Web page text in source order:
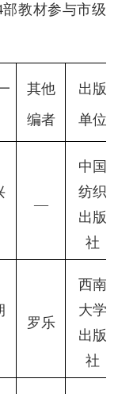
部教材参与市级
其他
编者
出版
单位
—
中国
纺织
出版
社
罗乐
西南
大学
出版
社